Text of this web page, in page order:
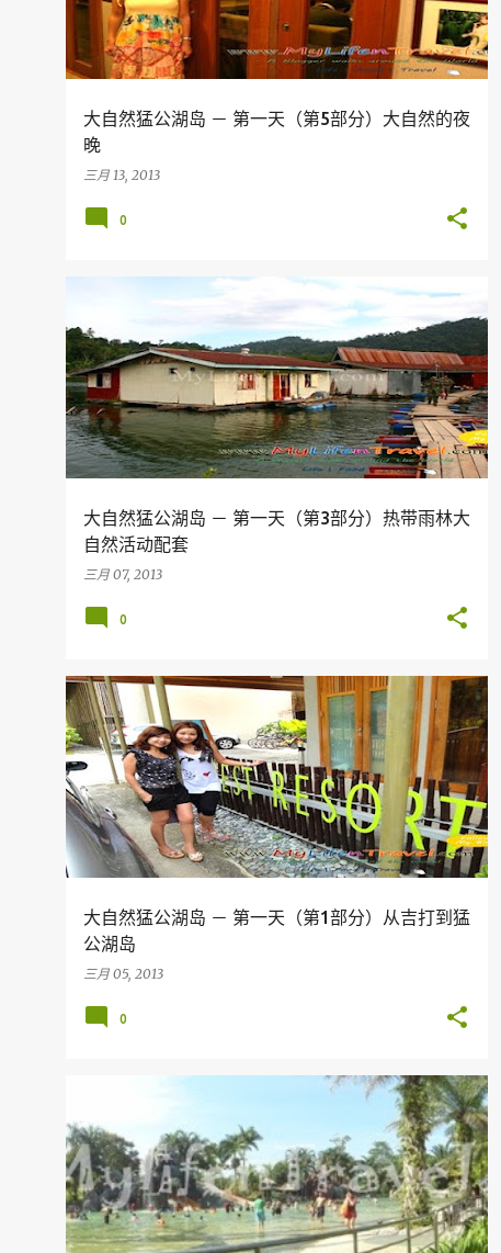
大自然猛公湖岛 － 第一天（第5部分）大自然的夜
晚
三月 13, 2013
0
大自然猛公湖岛 － 第一天（第3部分）热带雨林大
自然活动配套
三月 07, 2013
MALAYSIA TERMERGGOH
0
大自然猛公湖岛 － 第一天（第1部分）从吉打到猛
公湖岛
三月 05, 2013
假期 旅行 PERAK TERMERGGOH
0